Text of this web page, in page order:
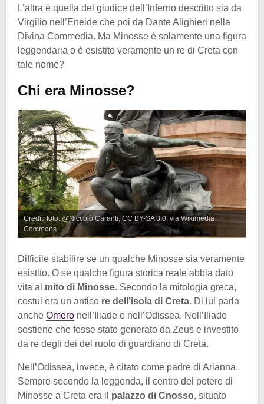
L’altra è quella del giudice dell’Inferno descritto sia da
Virgilio nell’Eneide che poi da Dante Alighieri nella
Divina Commedia. Ma Minosse è solamente una figura
leggendaria o è esistito veramente un re di Creta con
tale nome?
Chi era Minosse?
Crediti foto: @Niccolò Caranti, CC BY-SA 3.0, via Wikimedia
Commons
Difficile stabilire se un qualche Minosse sia veramente
esistito. O se qualche figura storica reale abbia dato
vita al mito di Minosse. Secondo la mitologia greca,
costui era un antico re dell’isola di Creta. Di lui parla
anche Omero nell’Iliade e nell’Odissea. Nell’Iliade
sostiene che fosse stato generato da Zeus e investito
da re degli dei del ruolo di guardiano di Creta.
Nell’Odissea, invece, è citato come padre di Arianna.
Sempre secondo la leggenda, il centro del potere di
Minosse a Creta era il palazzo di Cnosso, situato